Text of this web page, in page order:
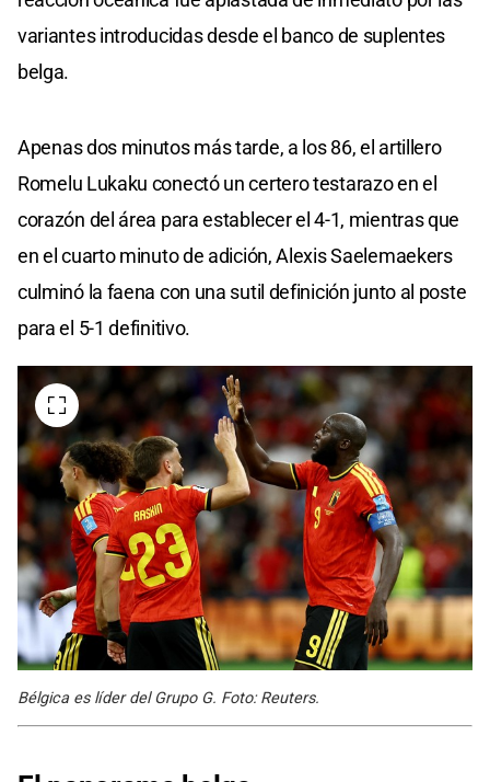
variantes introducidas desde el banco de suplentes
belga.
Apenas dos minutos más tarde, a los 86, el artillero
Romelu Lukaku conectó un certero testarazo en el
corazón del área para establecer el 4-1, mientras que
en el cuarto minuto de adición, Alexis Saelemaekers
culminó la faena con una sutil definición junto al poste
para el 5-1 definitivo.
Bélgica es líder del Grupo G. Foto: Reuters.